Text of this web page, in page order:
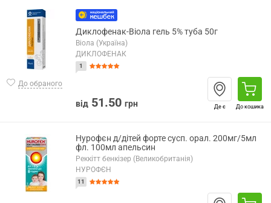
До обраного
Диклофенак-Віола гель 5% туба 50г
Віола (Україна)
ДИКЛОФЕНАК
1
від 51.50 грн Де є До кошика
Нурофєн д/дітей форте сусп. орал. 200мг/5мл
фл. 100мл апельсин
Реккітт бенкізер (Великобританія)
НУРОФЄН
11